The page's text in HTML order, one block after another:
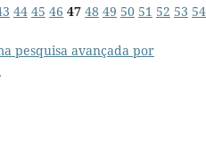
44 45 46 47 48 49 50 51 52 53 54
pesquisa avançada por